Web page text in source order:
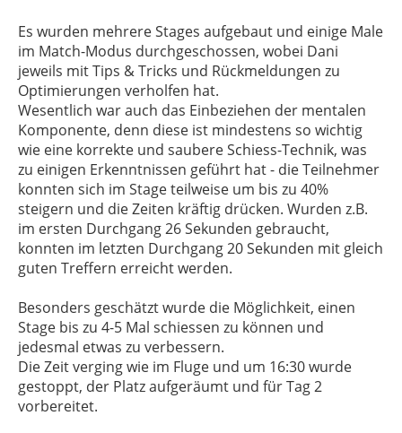
Es wurden mehrere Stages aufgebaut und einige Male
im Match-Modus durchgeschossen, wobei Dani
jeweils mit Tips & Tricks und Rückmeldungen zu
Optimierungen verholfen hat.
Wesentlich war auch das Einbeziehen der mentalen
Komponente, denn diese ist mindestens so wichtig
wie eine korrekte und saubere Schiess-Technik, was
zu einigen Erkenntnissen geführt hat - die Teilnehmer
konnten sich im Stage teilweise um bis zu 40%
steigern und die Zeiten kräftig drücken. Wurden z.B.
im ersten Durchgang 26 Sekunden gebraucht,
konnten im letzten Durchgang 20 Sekunden mit gleich
guten Treffern erreicht werden.
Besonders geschätzt wurde die Möglichkeit, einen
Stage bis zu 4-5 Mal schiessen zu können und
jedesmal etwas zu verbessern.
Die Zeit verging wie im Fluge und um 16:30 wurde
gestoppt, der Platz aufgeräumt und für Tag 2
vorbereitet.